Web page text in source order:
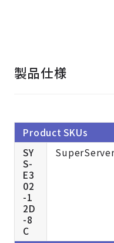
製品仕様
Product SKUs
SY
S-
E3
02
-1
2D
-8
C